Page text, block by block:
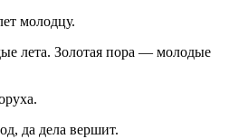
молодцу.
лета. Золотая пора — молодые
да дела вершит.